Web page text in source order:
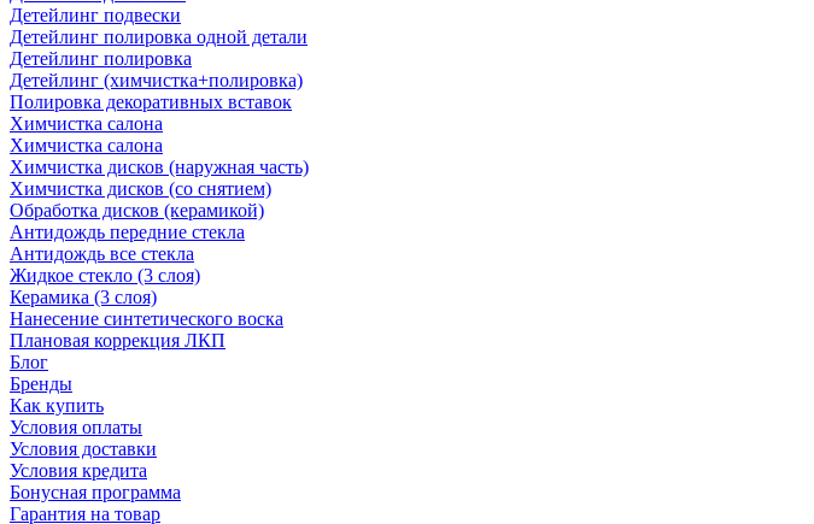
Детейлинг подвески
Детейлинг полировка одной детали
Детейлинг полировка
Детейлинг (химчистка+полировка)
Полировка декоративных вставок
Химчистка салона
Химчистка салона
Химчистка дисков (наружная часть)
Химчистка дисков (со снятием)
Обработка дисков (керамикой)
Антидождь передние стекла
Антидождь все стекла
Жидкое стекло (3 слоя)
Керамика (3 слоя)
Нанесение синтетического воска
Плановая коррекция ЛКП
Блог
Бренды
Как купить
Условия оплаты
Условия доставки
Условия кредита
Бонусная программа
Гарантия на товар